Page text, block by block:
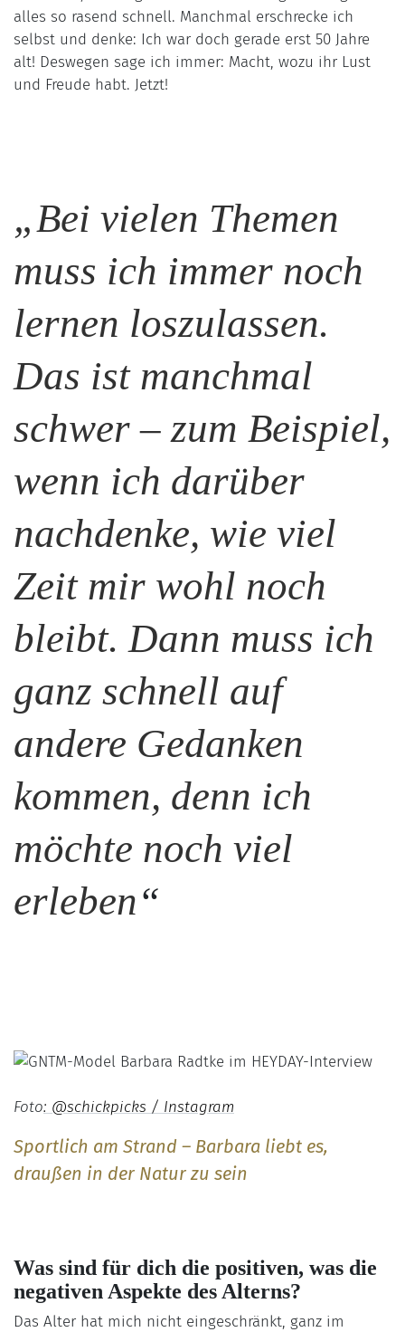
alles so rasend schnell. Manchmal erschrecke ich
selbst und denke: Ich war doch gerade erst 50 Jahre
alt! Deswegen sage ich immer: Macht, wozu ihr Lust
und Freude habt. Jetzt!
„Bei vielen Themen
muss ich immer noch
lernen loszulassen.
Das ist manchmal
schwer – zum Beispiel,
wenn ich darüber
nachdenke, wie viel
Zeit mir wohl noch
bleibt. Dann muss ich
ganz schnell auf
andere Gedanken
kommen, denn ich
möchte noch viel
erleben“
Foto: @schickpicks / Instagram
Sportlich am Strand – Barbara liebt es,
draußen in der Natur zu sein
Was sind für dich die positiven, was die
negativen Aspekte des Alterns?
Das Alter hat mich nicht eingeschränkt, ganz im